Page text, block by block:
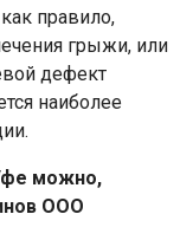
правило,
грыжи, или
дефект
наиболее
можно,
ООО